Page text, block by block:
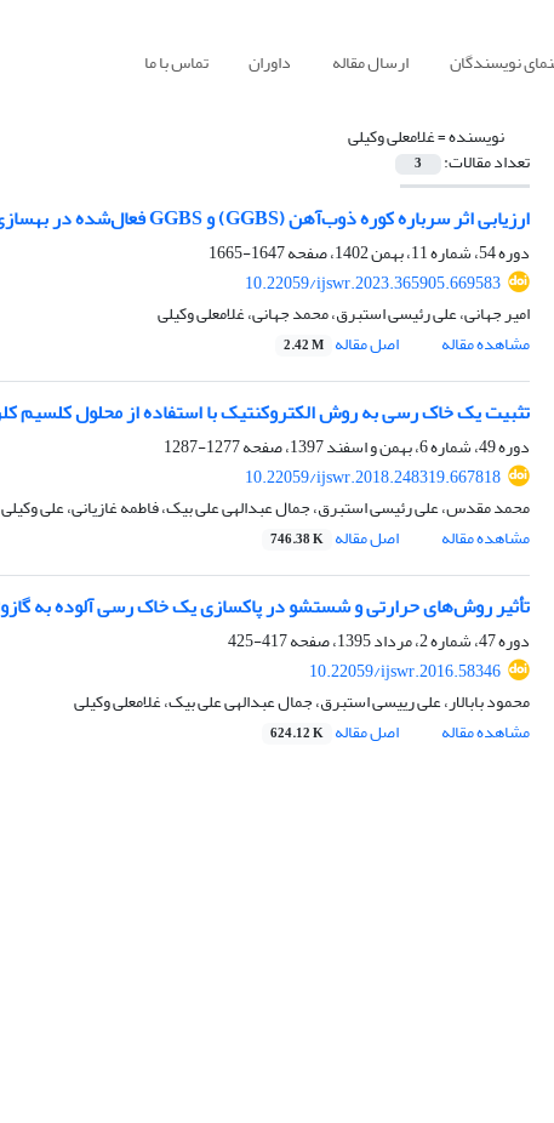
نویسندگان ارسال مقاله داوران تماس با ما
نویسنده =غلامعلی وکیلی
تعداد مقالات: 3
ارزیابی اثر سرباره کوره ذوب‌آهن (GGBS) و GGBS فعال‌شده در بهسازی خاک رس CL آلوده به گلیسرول
دوره 54، شماره 11، بهمن 1402، صفحه
1647-1665
10.22059/ijswr.2023.365905.669583
امیر جهانی، علی رئیسی استبرق، محمد جهانی، غلامعلی وکیلی
مشاهده مقاله
اصل مقاله 2.42 M
تثبیت یک خاک رسی به روش الکتروکنتیک با استفاده از محلول کلسیم
دوره 49، شماره 6، بهمن و اسفند 1397، صفحه
1277-1287
10.22059/ijswr.2018.248319.667818
محمد مقدس، علی رئیسی استبرق، جمال عبدالهی علی بیک، فاطمه غازیانی، علی وکیلی
مشاهده مقاله
اصل مقاله 746.38 K
تأثیر روش‌های حرارتی و شستشو در پاکسازی یک خاک رسی آلوده به
دوره 47، شماره 2، مرداد 1395، صفحه
417-425
10.22059/ijswr.2016.58346
محمود بابالار، علی رییسی استبرق، جمال عبدالهی علی بیک، غلامعلی وکیلی
مشاهده مقاله
اصل مقاله 624.12 K